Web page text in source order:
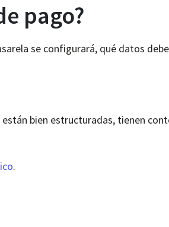
pago?
se configurará, qué datos
bien estructuradas, tienen
.